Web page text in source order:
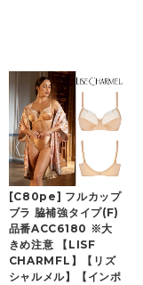
[C80pe] フルカップ
ブラ 脇補強タイプ(F)
品番ACC6180 ※大
きめ注意 【LISF
CHARMFL】【リズ
シャルメル】【インポ